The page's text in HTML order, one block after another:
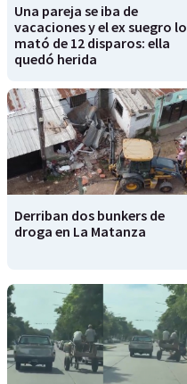
Una pareja se iba de
vacaciones y el ex suegro lo
mató de 12 disparos: ella
quedó herida
Derriban dos bunkers de
droga en La Matanza